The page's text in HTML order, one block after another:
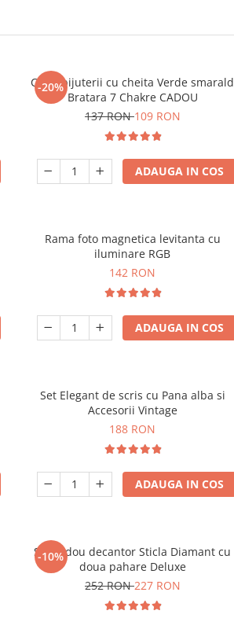
-20%
Cutie bijuterii cu cheita Verde smarald
Bratara 7 Chakre CADOU
137 RON109 RON
ADAUGA IN COS
Rama foto magnetica levitanta cu
iluminare RGB
142 RON
ADAUGA IN COS
Set Elegant de scris cu Pana alba si
Accesorii Vintage
188 RON
ADAUGA IN COS
-10%
Set cadou decantor Sticla Diamant cu
doua pahare Deluxe
252 RON227 RON